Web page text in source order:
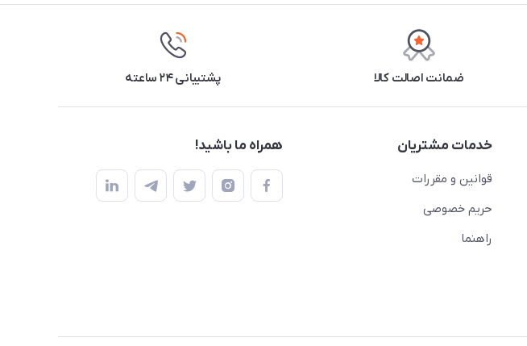
ضمانت اصالت کالا پشتیبانی ۲۴ ساعته
خدمات مشتریان
قوانین و مقررات
حریم خصوصی
راهنما
همراه ما باشید!